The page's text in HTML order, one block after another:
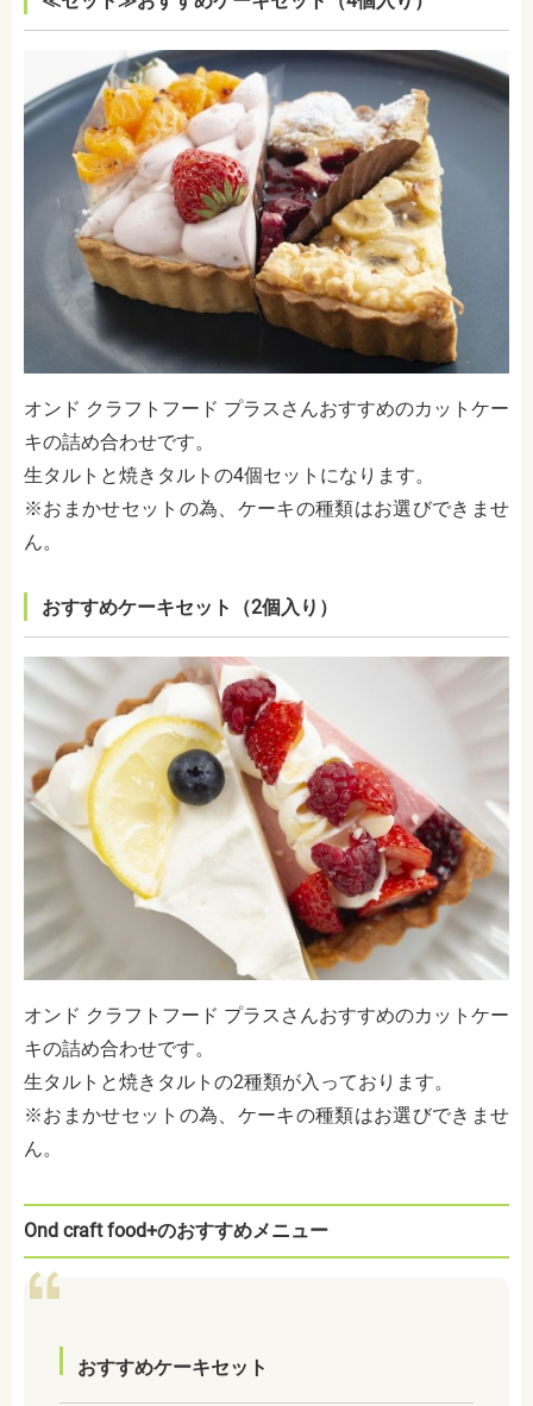
オンド クラフトフード プラスさんおすすめのカットケー
キの詰め合わせです。
生タルトと焼きタルトの4個セットになります。
※おまかせセットの為、ケーキの種類はお選びできませ
ん。
おすすめケーキセット（2個入り）
オンド クラフトフード プラスさんおすすめのカットケー
キの詰め合わせです。
生タルトと焼きタルトの2種類が入っております。
※おまかせセットの為、ケーキの種類はお選びできませ
ん。
Ond craft food+のおすすめメニュー
おすすめケーキセット